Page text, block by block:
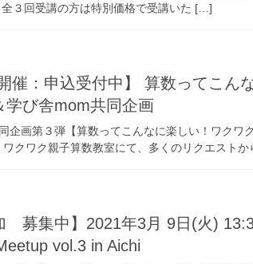
３回受講の方は特別価格で受講いた […]
催：申込受付中】 算数ってこ
学び舎mom共同企画
企画第３弾【算数ってこんなに楽しい！ワク
クワク親子算数教室にて、多くのリクエスト
募集中】2021年3月 9日(火)
vol.3 in Aichi